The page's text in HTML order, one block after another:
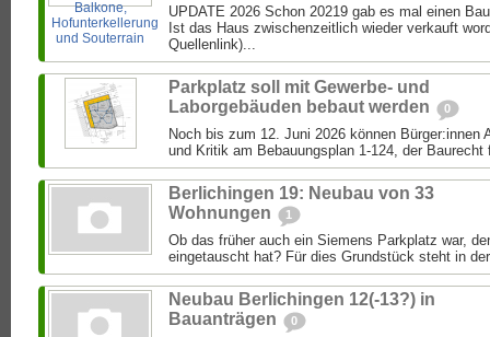
UPDATE 2026 Schon 20219 gab es mal einen
Ist das Haus zwischenzeitlich wieder verkauft
Quellenlink)...
Parkplatz soll mit Gewerbe- und
Laborgebäuden bebaut werden
0
Noch bis zum 12. Juni 2026 können Bürger:innen
und Kritik am Bebauungsplan 1-124, der Baurecht
Berlichingen 19: Neubau von 33
Wohnungen
1
Ob das früher auch ein Siemens Parkplatz war,
eingetauscht hat? Für dies Grundstück steht in
Neubau Berlichingen 12(-13?) in
Bauanträgen
0